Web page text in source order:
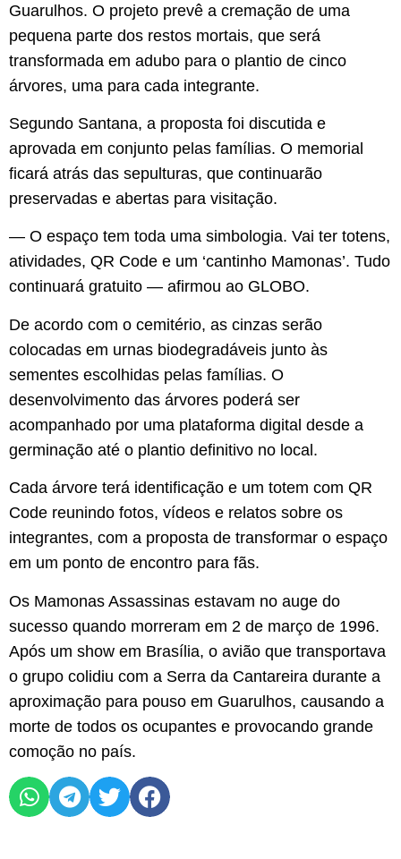
Guarulhos. O projeto prevê a cremação de uma
pequena parte dos restos mortais, que será
transformada em adubo para o plantio de cinco
árvores, uma para cada integrante.
Segundo Santana, a proposta foi discutida e
aprovada em conjunto pelas famílias. O memorial
ficará atrás das sepulturas, que continuarão
preservadas e abertas para visitação.
— O espaço tem toda uma simbologia. Vai ter totens,
atividades, QR Code e um ‘cantinho Mamonas’. Tudo
continuará gratuito — afirmou ao GLOBO.
De acordo com o cemitério, as cinzas serão
colocadas em urnas biodegradáveis junto às
sementes escolhidas pelas famílias. O
desenvolvimento das árvores poderá ser
acompanhado por uma plataforma digital desde a
germinação até o plantio definitivo no local.
Cada árvore terá identificação e um totem com QR
Code reunindo fotos, vídeos e relatos sobre os
integrantes, com a proposta de transformar o espaço
em um ponto de encontro para fãs.
Os Mamonas Assassinas estavam no auge do
sucesso quando morreram em 2 de março de 1996.
Após um show em Brasília, o avião que transportava
o grupo colidiu com a Serra da Cantareira durante a
aproximação para pouso em Guarulhos, causando a
morte de todos os ocupantes e provocando grande
comoção no país.